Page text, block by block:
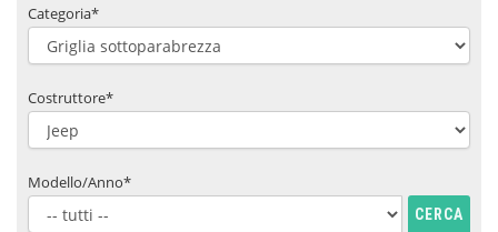
Categoria*
Costruttore*
Modello/Anno*
CERCA